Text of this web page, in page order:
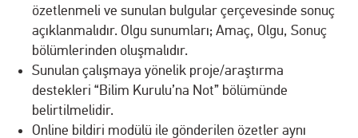
özetlenmeli ve sunulan bulgular çerçevesinde sonuç
açıklanmalıdır. Olgu sunumları; Amaç, Olgu, Sonuç
bölümlerinden oluşmalıdır.
Sunulan çalışmaya yönelik proje/araştırma
destekleri “Bilim Kurulu’na Not” bölümünde
belirtilmelidir.
Online bildiri modülü ile gönderilen özetler aynı